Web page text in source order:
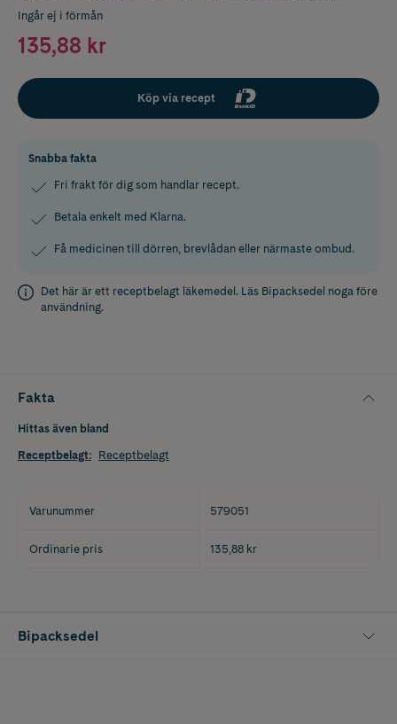
Ingår ej i förmån
135,88 kr
Köp via recept
Snabba fakta
Fri frakt för dig som handlar recept.
Betala enkelt med Klarna.
Få medicinen till dörren, brevlådan eller närmaste ombud.
Det här är ett receptbelagt läkemedel. Läs Bipacksedel noga före
användning.
Fakta
Hittas även bland
Receptbelagt: Receptbelagt
Varunummer 579051
Ordinarie pris 135,88 kr
Bipacksedel